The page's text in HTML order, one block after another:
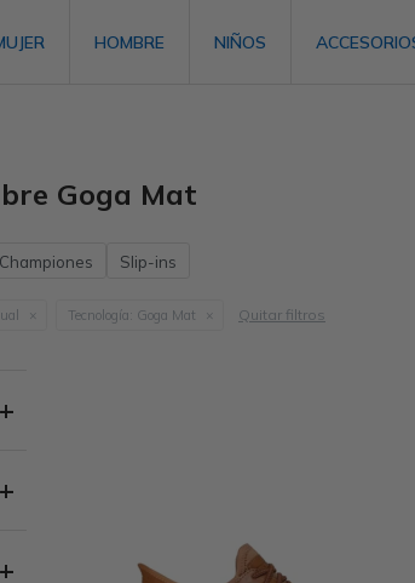
HOMBRE NIÑOS
Goga Mat
Championes Slip-ins
Tecnología: Goga Mat Quitar filtros